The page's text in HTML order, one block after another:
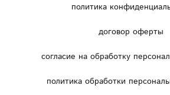
политика
договор оферты
согласие на обработку
политика обработки